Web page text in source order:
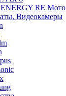
RE Мото
Видеокамеры